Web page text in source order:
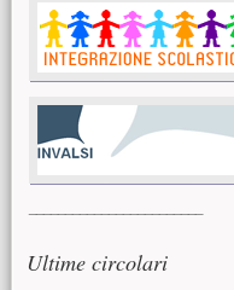
Ultime circolari